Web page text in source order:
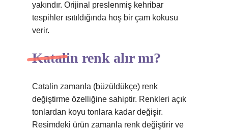
yakındır. Orijinal preslenmiş kehribar
tespihler ısıtıldığında hoş bir çam kokusu
verir.
Katalin renk alır mı?
Catalin zamanla (büzüldükçe) renk
değiştirme özelliğine sahiptir. Renkleri açık
tonlardan koyu tonlara kadar değişir.
Resimdeki ürün zamanla renk değiştirir ve